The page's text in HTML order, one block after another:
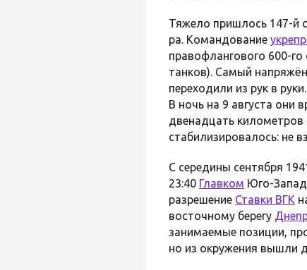
Тяжело пришлось 147-й
ра. Командование
правофлангового 600-
танков). Самый
переходили из рук в
В ночь на 9 августа они
двенадцать километров
стабилизировалось: не
С середины сентября
23:40 Главком Юго-
разрешение Ставки ВГК
восточному берегу
занимаемые позиции,
но из окружения вышли